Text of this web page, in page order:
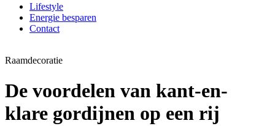
Lifestyle
Energie besparen
Contact
Raamdecoratie
De voordelen van kant-en-
klare gordijnen op een rij